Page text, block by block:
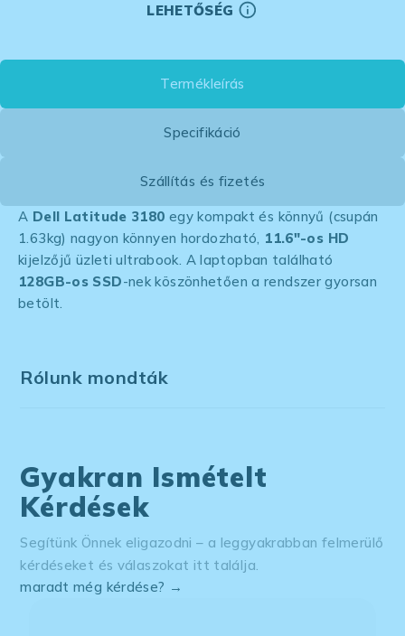
LEHETŐSÉG
Termékleírás
Specifikáció
Szállítás és fizetés
A Dell Latitude 3180 egy kompakt és könnyű (csupán
1.63kg) nagyon könnyen hordozható, 11.6″-os HD
kijelzőjű üzleti ultrabook. A laptopban található
128GB-os SSD-nek köszönhetően a rendszer gyorsan
betölt.
Rólunk mondták
Gyakran Ismételt
Kérdések
Segítünk Önnek eligazodni – a leggyakrabban felmerülő
kérdéseket és válaszokat itt találja.
maradt még kérdése? →